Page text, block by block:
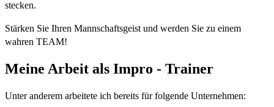
stecken.
Stärken Sie Ihren Mannschaftsgeist und werden Sie zu einem
wahren TEAM!
Meine Arbeit als Impro - Trainer
Unter anderem arbeitete ich bereits für folgende Unternehmen: